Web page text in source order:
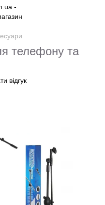
телефону та
відгук